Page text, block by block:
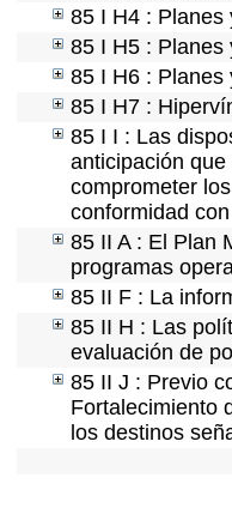
85 I H4 : Planes
85 I H5 : Planes
85 I H6 : Planes
85 I H7 :
85 I I : Las
anticipación
comprometer
conformidad
85 II A : El Plan
programas
85 II F : La
85 II H : Las
evaluación de
85 II J : Previo
Fortalecimiento
los destinos